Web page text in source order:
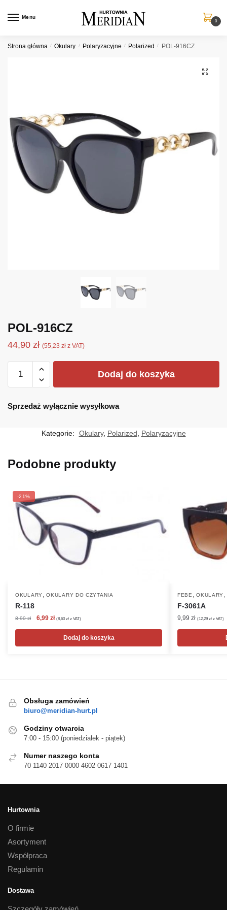
Menu
0
Strona główna / Okulary / Polaryzacyjne / Polarized / POL-916CZ
POL-916CZ
44,90 zł (55,23 zł z VAT)
POL-
Dodaj do koszyka
Sprzedaż wyłącznie wysyłkowa
Kategorie: Okulary, Polarized Polaryzacyjne
Podobne produkty
-21%
OKULARY ,OKULARY DO CZYTANIA
R-118
8,90zł
Pierwotna
8,90 zł.
6,99 złAktualna
wynosi:
6,99 zł.
(8,60 zł z VAT)
Dodaj do koszyka
FEBE ,OKULARY
F-3061A
9,99 zł (12,29 zł z VAT)
Obsługa zamówień
biuro@meridian-hurt.pl
Godziny otwarcia
7:00 - 15:00 (poniedziałek - piątek)
Numer naszego konta
70 1140 2017 0000 4602 0617 1401
Hurtownia
O firmie
Asortyment
Współpraca
Regulamin
Dostawa